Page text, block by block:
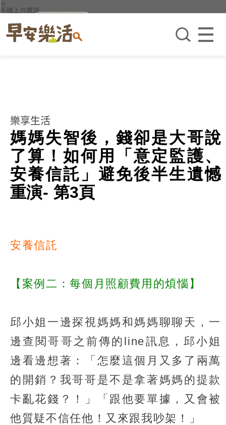
×
手機上方置頂
樂享生活
媽媽失智後，錢卻是大哥說
了算！如何用「意定監護、
安養信託」避免後半生遺憾
重演- 第3頁
安養信託
【案例二：每個月照顧費用的煩惱】
邱小姐一邊探視媽媽和媽媽聊聊天，一
邊查閱哥哥之前傳的line訊息，邱小姐
邊看邊想著：「怎麼這個月又多了兩萬
的開銷？我哥哥是不是拿著媽媽的提款
卡亂花錢？！」「跟他要單據，又會被
他質疑不信任他！又來跟我吵架！」